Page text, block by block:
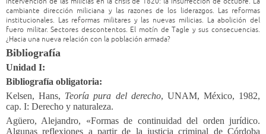
cambiante dirección miliciana y las razones de los liderazgos. Las reformas
institucionales. Las reformas militares y las nuevas milicias. La abolición del
fuero militar. Sectores descontentos. El motín de Tagle y sus consecuencias.
¿Hacia una nueva relación con la población armada?
Bibliografía
Unidad I:
Bibliografía obligatoria:
Kelsen, Hans, Teoría pura del derecho, UNAM, México, 1982,
cap. I: Derecho y naturaleza.
Agüero, Alejandro, «Formas de continuidad del orden jurídico.
Algunas reflexiones a partir de la justicia criminal de Córdoba